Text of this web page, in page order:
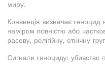
миру.
Конвенція визначає геноцид
наміром повністю або
расову, релігійну, етнічну
Сигнали геноциду: убивство